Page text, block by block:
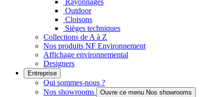
Rayonnages
Outdoor
Cloisons
Sièges techniques
Collections de A à Z
Nos produits NF Environnement
Affichage environnemental
Designers
Entreprise
Qui sommes-nous ?
Nos showrooms
Ouvre ce menu Nos showrooms